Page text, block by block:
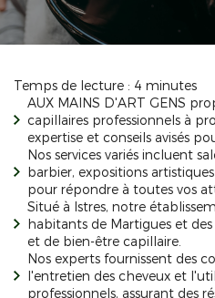
Temps de lecture : 4 minutes
AUX MAINS D'ART GENS
capillaires professionnels à
expertise et conseils avisés
Nos services variés incluent
barbier, expositions
pour répondre à toutes vos
Situé à Istres, notre
habitants de Martigues et
et de bien-être capillaire.
Nos experts fournissent des
l'entretien des cheveux et
professionnels, assurant des